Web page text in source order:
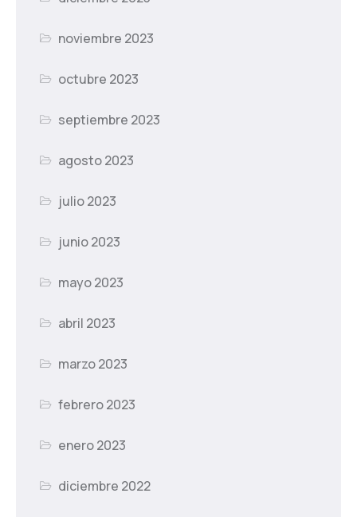
noviembre 2023
octubre 2023
septiembre 2023
agosto 2023
julio 2023
junio 2023
mayo 2023
abril 2023
marzo 2023
febrero 2023
enero 2023
diciembre 2022